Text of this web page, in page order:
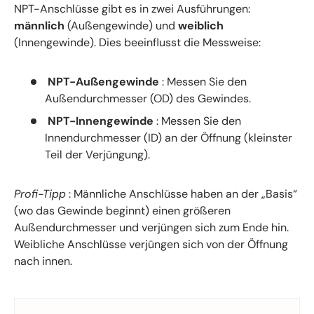
NPT-Anschlüsse gibt es in zwei Ausführungen:
männlich (Außengewinde) und weiblich
(Innengewinde). Dies beeinflusst die Messweise:
NPT-Außengewinde : Messen Sie den
Außendurchmesser (OD) des Gewindes.
NPT-Innengewinde : Messen Sie den
Innendurchmesser (ID) an der Öffnung (kleinster
Teil der Verjüngung).
Profi-Tipp: Männliche Anschlüsse haben an der „Basis“
(wo das Gewinde beginnt) einen größeren
Außendurchmesser und verjüngen sich zum Ende hin.
Weibliche Anschlüsse verjüngen sich von der Öffnung
nach innen.